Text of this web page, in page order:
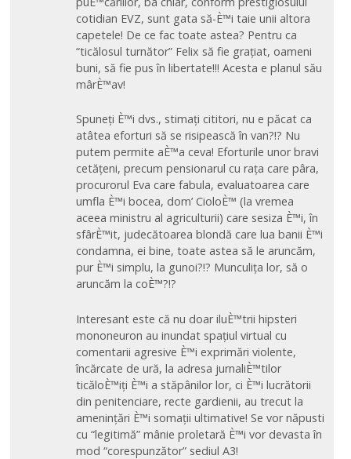
cotidian EVZ, sunt gata să-È™i taie unii altora
capetele! De ce fac toate astea? Pentru ca
“ticălosul turnător” Felix să fie grațiat, oameni
buni, să fie pus în libertate!!! Acesta e planul său
mârÈ™av!
Spuneți È™i dvs., stimați cititori, nu e păcat ca
atâtea eforturi să se risipească în van?!? Nu
putem permite aÈ™a ceva! Eforturile unor bravi
cetățeni, precum pensionarul cu rața care pâra,
procurorul Eva care fabula, evaluatoarea care
umfla È™i bocea, dom’ CioloÈ™ (la vremea
aceea ministru al agriculturii) care sesiza È™i, în
sfârÈ™it, judecătoarea blondă care lua banii È™i
condamna, ei bine, toate astea să le aruncăm,
pur È™i simplu, la gunoi?!? Munculița lor, să o
aruncăm la coÈ™?!?
Interesant este că nu doar iluÈ™trii hipsteri
mononeuron au inundat spațiul virtual cu
comentarii agresive È™i exprimări violente,
încărcate de ură, la adresa jurnaliÈ™tilor
ticăloÈ™iți È™i a stăpânilor lor, ci È™i lucrătorii
din penitenciare, recte gardienii, au trecut la
amenințări È™i somații ultimative! Se vor năpusti
cu “legitimă” mânie proletară È™i vor devasta în
mod “corespunzător” sediul A3!